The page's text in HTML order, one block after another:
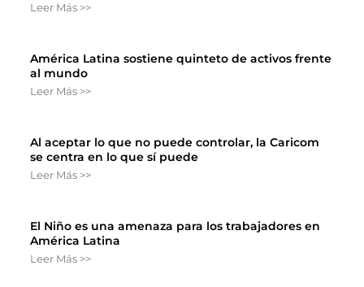
Leer Más >>
América Latina sostiene quinteto de activos frente
al mundo
Leer Más >>
Al aceptar lo que no puede controlar, la Caricom
se centra en lo que sí puede
Leer Más >>
El Niño es una amenaza para los trabajadores en
América Latina
Leer Más >>